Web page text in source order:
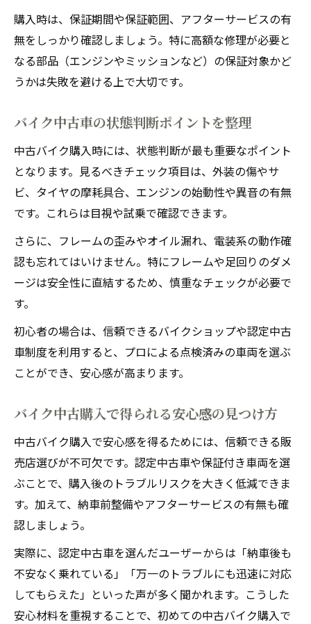
購入時は、保証期間や保証範囲、アフターサービスの有
無をしっかり確認しましょう。特に高額な修理が必要と
なる部品（エンジンやミッションなど）の保証対象かど
うかは失敗を避ける上で大切です。
バイク中古車の状態判断ポイントを整理
中古バイク購入時には、状態判断が最も重要なポイント
となります。見るべきチェック項目は、外装の傷やサ
ビ、タイヤの摩耗具合、エンジンの始動性や異音の有無
です。これらは目視や試乗で確認できます。
さらに、フレームの歪みやオイル漏れ、電装系の動作確
認も忘れてはいけません。特にフレームや足回りのダメ
ージは安全性に直結するため、慎重なチェックが必要で
す。
初心者の場合は、信頼できるバイクショップや認定中古
車制度を利用すると、プロによる点検済みの車両を選ぶ
ことができ、安心感が高まります。
バイク中古購入で得られる安心感の見つけ方
中古バイク購入で安心感を得るためには、信頼できる販
売店選びが不可欠です。認定中古車や保証付き車両を選
ぶことで、購入後のトラブルリスクを大きく低減できま
す。加えて、納車前整備やアフターサービスの有無も確
認しましょう。
実際に、認定中古車を選んだユーザーからは「納車後も
不安なく乗れている」「万一のトラブルにも迅速に対応
してもらえた」といった声が多く聞かれます。こうした
安心材料を重視することで、初めての中古バイク購入で